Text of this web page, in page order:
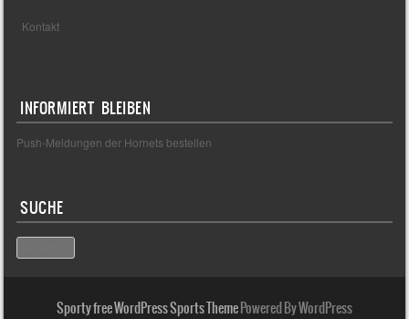
Kontakt
INFORMIERT BLEIBEN
Push-Meldungen der Hornets bestellen
SUCHE
Search
Sporty free WordPress Sports ThemePowered By WordPress